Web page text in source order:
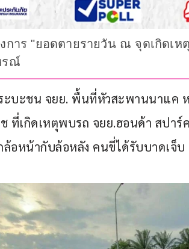
การ "ยอดตายรายวัน ณ จุดเกิด
รณ์
ะบะชน จยย. พื้นที่หัวสะพานนาแค
ที่เกิดเหตุพบรถ จยย.ฮอนด้า สปา
ล้อหน้ากับล้อหลัง คนขี่ได้รับบาดเจ็